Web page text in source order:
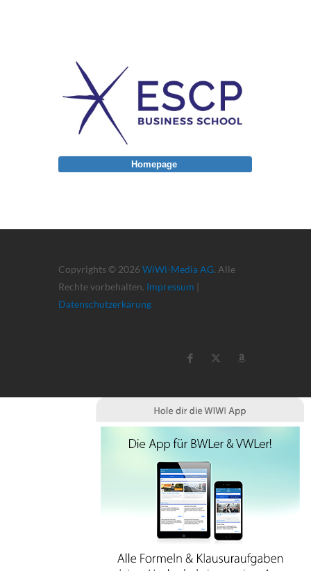
Copyrights © 2026 WiWi-Media AG. Alle
Rechte vorbehalten. Impressum |
Datenschutzerkärung
Homepage